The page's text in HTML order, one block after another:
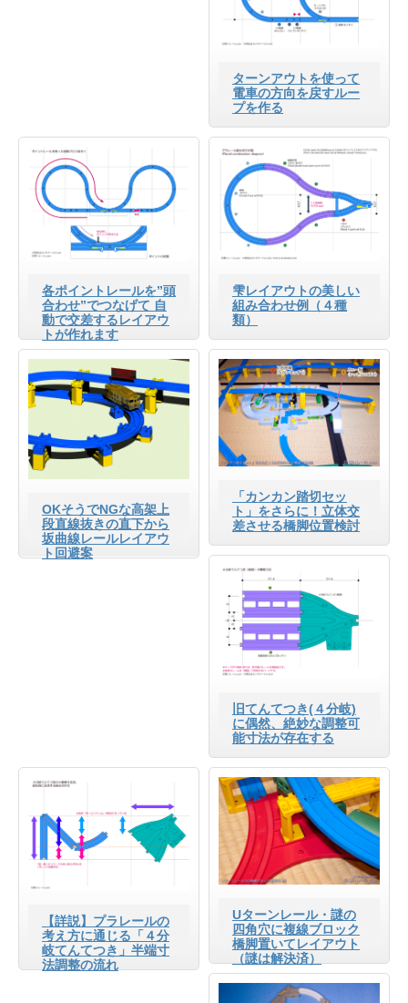
ターンアウトを使って
電車の方向を戻すルー
プを作る
各ポイントレールを”頭
合わせ”でつなげて 自
動で交差するレイアウ
トが作れます
雫レイアウトの美しい
組み合わせ例（４種
類）
OKそうでNGな高架上
段直線抜きの直下から
坂曲線レールレイアウ
ト回避案
「カンカン踏切セッ
ト」をさらに！立体交
差させる橋脚位置検討
旧てんてつき(４分岐)
に偶然、絶妙な調整可
能寸法が存在する
【詳説】プラレールの
考え方に通じる「４分
岐てんてつき」半端寸
法調整の流れ
Uターンレール・謎の
四角穴に複線ブロック
橋脚置いてレイアウト
（謎は解決済）